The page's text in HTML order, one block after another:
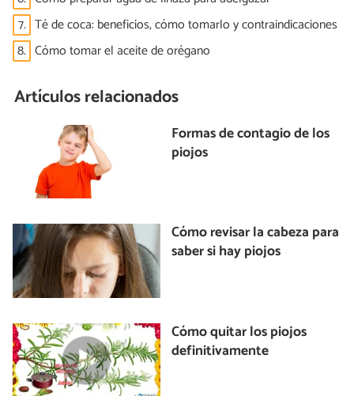
7. Té de coca: beneficios, cómo tomarlo y contraindicaciones
8. Cómo tomar el aceite de orégano
Artículos relacionados
Formas de contagio de los
piojos
Cómo revisar la cabeza para
saber si hay piojos
Cómo quitar los piojos
definitivamente